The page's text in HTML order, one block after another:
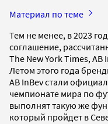
Материал по теме
Тем не менее, в 2023
соглашение,
The New York Times,
Летом этого года
AB InBev стали
чемпионате мира по
выполнят такую же
который пройдет в